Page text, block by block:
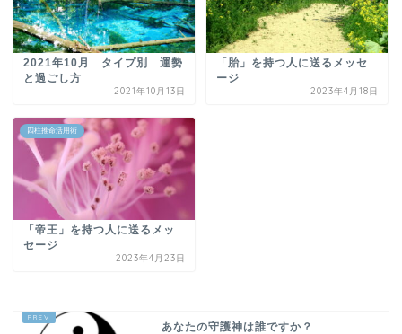
2021年10月 タイプ別 運勢
と過ごし方
2021年10月13日
「胎」を持つ人に送るメッセ
ージ
2023年4月18日
四柱推命活用術
「帝王」を持つ人に送るメッ
セージ
2023年4月23日
あなたの守護神は誰ですか？